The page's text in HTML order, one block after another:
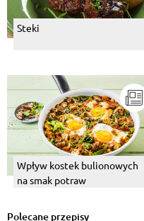
Steki
Wpływ kostek bulionowych
na smak potraw
Polecane przepisy